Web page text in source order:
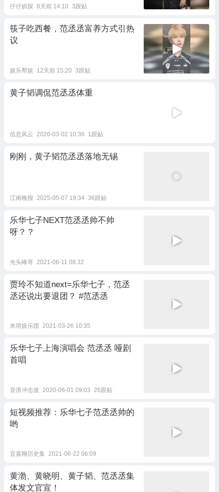
仔仔娯探 8天前 14:10 3跟贴
筷子吃西餐，范丞丞富养方式引热
议
娱乐帮娱 12天前 15:20 3跟贴
黄子韬调侃范丞丞体重
信息风云 2026-03-02 10:36 1跟贴
刚刚，黄子韬范丞丞落地无锡
江南晚报 2025-05-07 19:34 36跟贴
乐华七子NEXT范丞丞帅不帅
呀？？
光头峰哥 2021-06-11 08:32
贾玲不知道next=乐华七子，范丞
丞还说出要退团？ #范丞丞
米琪娱乐团 2021-03-26 10:35
乐华七子上海演唱会 范丞丞 哑剧
首唱
音浪冲击波 2020-06-01 09:03 26跟贴
短视频推荐：乐华七子范丞丞帅的
哟
宜嘉聊历史集 2021-06-22 06:09
黄渤、黄晓明、黄子韬、范丞丞集
体发文官宣！